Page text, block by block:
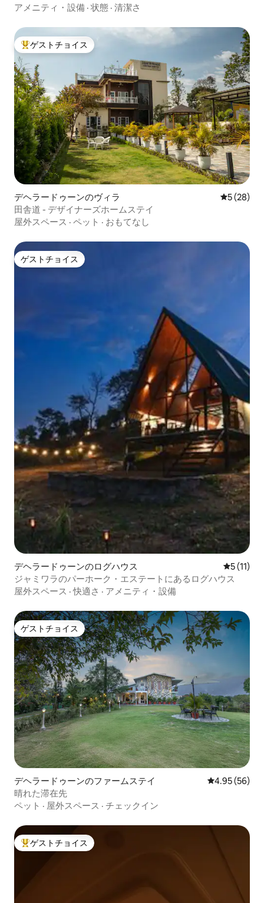
ーンのSahastradhara Road
アメニティ・設備 · 状態 · 清潔さ
大好評のゲストチョイスです。
ゲストチョイス
デヘラードゥーンのヴィラ レビュー
5 (28)
田舎道 - デザイナーズホームステイ
屋外スペース · ペット · おもてなし
ゲストチョイス
ゲストチョイス
デヘラードゥーンのログハウス レビュー
5 (11)
ジャミワラのパーホーク・エステートにあるログハウス
屋外スペース ·快適さ · アメニティ・設備
ゲストチョイス
ゲストチョイス
デヘラードゥーンのファームステイ レビュー56
4.95 (56)
晴れた滞在先
ペット · 屋外スペース · チェックイン
大好評のゲストチョイスです。
ゲストチョイス